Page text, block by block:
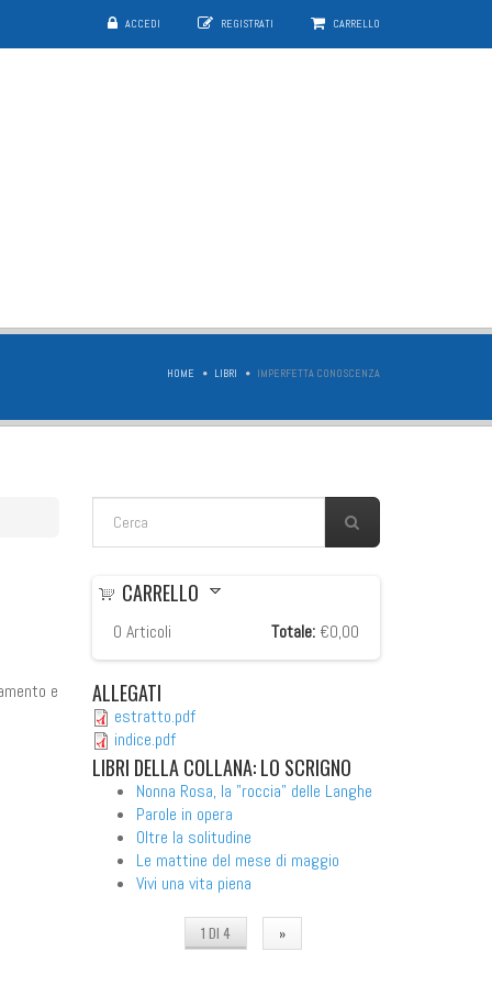
ACCEDI REGISTRATI CARRELLO
HOME LIBRI IMPERFETTA CONOSCENZA
FORM DI RICERCA
e
CARRELLO
0 Articoli Totale: €0,00
ALLEGATI
estratto.pdf
indice.pdf
LIBRI DELLA COLLANA: LO SCRIGNO
Nonna Rosa, la "roccia" delle Langhe
Parole in opera
Oltre la solitudine
Le mattine del mese di maggio
Vivi una vita piena
1 DI 4 »